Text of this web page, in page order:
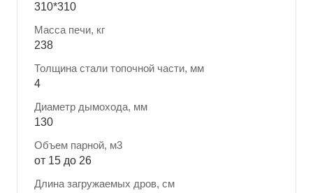
310*310
Масса печи, кг
238
Толщина стали топочной части, мм
4
Диаметр дымохода, мм
130
Объем парной, м3
от 15 до 26
Длина загружаемых дров, см